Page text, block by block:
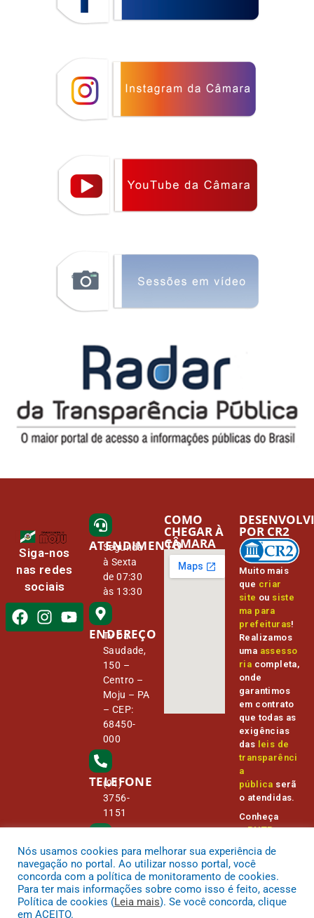
Siga-nos
nas redes
sociais
ATENDIMENTO
Segunda
à Sexta
de 07:30
às 13:30
ENDEREÇO
Tv Da
Saudade,
150 –
Centro –
Moju – PA
– CEP:
68450-
000
TELEFONE
(91)
3756-
1151
E-MAIL
camara@
cmmoju.p
a.gov.br
COMO
CHEGAR À
CÂMARA
Muito mais
que criar
site ou siste
ma para
prefeituras!
Realizamos
uma assesso
ria completa,
onde
garantimos
em contrato
que todas as
exigências
das leis de
transparênci
a
pública serã
o atendidas.
Conheça
oPNTPe
Transparênc
ia Pública
POR CR2
Nós usamos cookies para melhorar sua experiência de
navegação no portal. Ao utilizar nosso portal, você
concorda com a política de monitoramento de cookies.
Para ter mais informações sobre como isso é feito, acesse
Política de cookies (Leia mais). Se você concorda, clique
em ACEITO.